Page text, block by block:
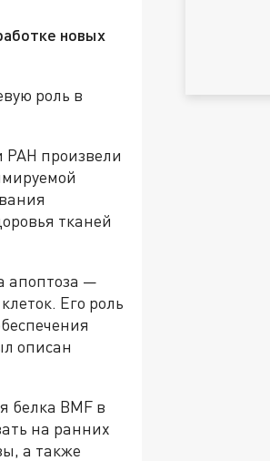
новых
роль в
РАН произвели
тканей
апоптоза —
Его роль
описан
белка BMF в
на ранних
а также